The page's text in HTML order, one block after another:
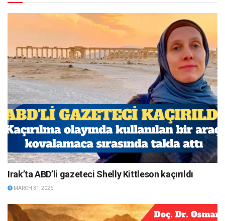
Irak’ta ABD’li gazeteci Shelly Kittleson kaçırıldı
MARCH 31, 2026